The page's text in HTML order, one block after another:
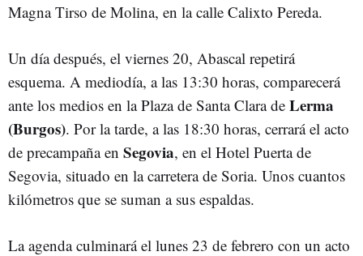
Magna Tirso de Molina, en la calle Calixto Pereda.
Un día después, el viernes 20, Abascal repetirá
esquema. A mediodía, a las 13:30 horas, comparecerá
ante los medios en la Plaza de Santa Clara de Lerma
(Burgos). Por la tarde, a las 18:30 horas, cerrará el acto
de precampaña en Segovia, en el Hotel Puerta de
Segovia, situado en la carretera de Soria. Unos cuantos
kilómetros que se suman a sus espaldas.
La agenda culminará el lunes 23 de febrero con un acto